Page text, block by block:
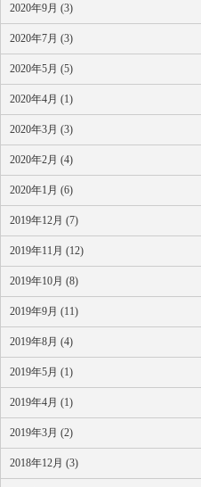
2020年9月 (3)
2020年7月 (3)
2020年5月 (5)
2020年4月 (1)
2020年3月 (3)
2020年2月 (4)
2020年1月 (6)
2019年12月 (7)
2019年11月 (12)
2019年10月 (8)
2019年9月 (11)
2019年8月 (4)
2019年5月 (1)
2019年4月 (1)
2019年3月 (2)
2018年12月 (3)